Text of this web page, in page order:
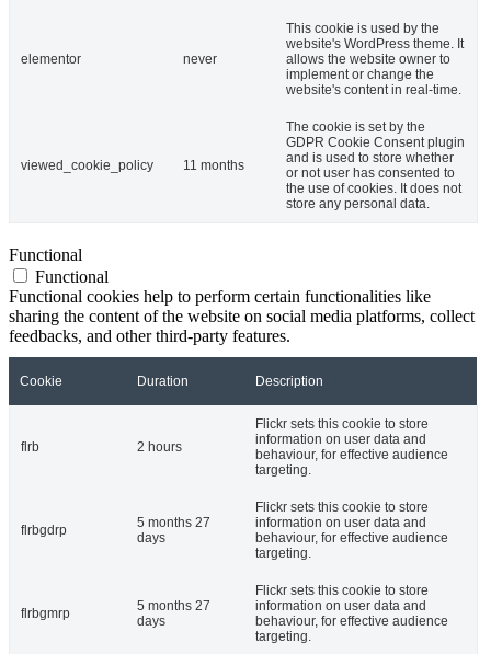
elementor never
This cookie is used by the
website's WordPress theme. It
allows the website owner to
implement or change the
website's content in real-time.
viewed_cookie_policy 11 months
The cookie is set by the
GDPR Cookie Consent plugin
and is used to store whether
or not user has consented to
the use of cookies. It does not
store any personal data.
Functional
Functional
Functional cookies help to perform certain functionalities like
sharing the content of the website on social media platforms, collect
feedbacks, and other third-party features.
Cookie Duration Description
flrb 2 hours
Flickr sets this cookie to store
information on user data and
behaviour, for effective audience
targeting.
flrbgdrp
5 months 27
days
Flickr sets this cookie to store
information on user data and
behaviour, for effective audience
targeting.
flrbgmrp
5 months 27
days
Flickr sets this cookie to store
information on user data and
behaviour, for effective audience
targeting.